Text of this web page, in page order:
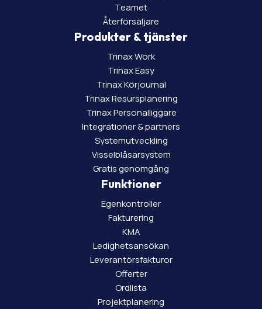
Teamet
Återförsäljare
Produkter & tjänster
Trinax Work
Trinax Easy
Trinax Körjournal
Trinax Resursplanering
Trinax Personalliggare
Integrationer & partners
Systemutveckling
Visselblåsarsystem
Gratis genomgång
Funktioner
Egenkontroller
Fakturering
KMA
Ledighetsansökan
Leverantörsfakturor
Offerter
Ordlista
Projektplanering